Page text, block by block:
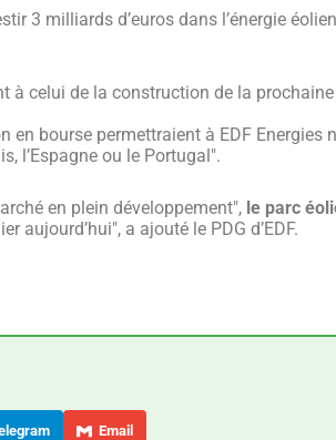
3 milliards d’euros dans l’énergie
celui de la construction de la prochaine
bourse permettraient à EDF Energies
l’Espagne ou le Portugal".
en plein développement", le parc
aujourd’hui", a ajouté le PDG d’EDF.
Email